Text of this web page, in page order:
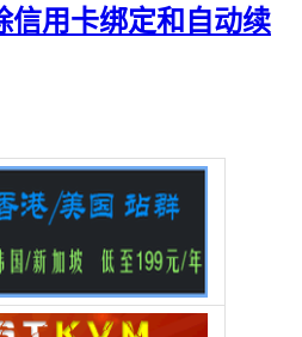
信用卡绑定和自动续